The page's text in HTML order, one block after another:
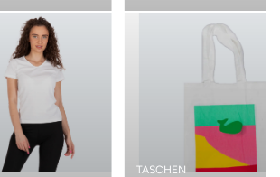
TASCHEN